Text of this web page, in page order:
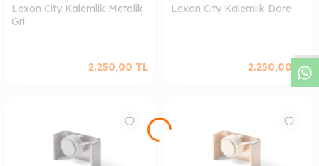
Lexon City Kalemlik Metalik
Gri
2.250,00 TL
Lexon City Kalemlik Dore
2.250,00 TL